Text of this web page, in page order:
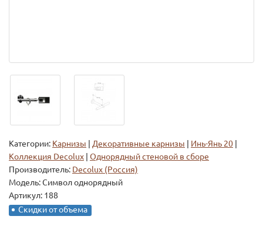
Категории: Карнизы Декоративные карнизы Инь-Янь 20
Коллекция Decolux
Однорядный стеновой в сборе
Производитель: Decolux (Россия)
Модель:Символ однорядный
Артикул: 188
Скидки от объема